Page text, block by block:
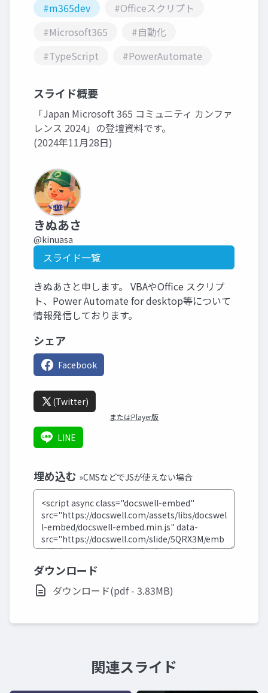
#m365dev
#Officeスクリプト
#Microsoft365
#自動化
#TypeScript
#PowerAutomate
スライド概要
「Japan Microsoft 365 コミュニティ カンファ
レンス 2024」の登壇資料です。
(2024年11月28日)
きぬあさ
@kinuasa
スライド一覧
きぬあさと申します。 VBAやOffice スクリプ
ト、Power Automate for desktop等について
情報発信しております。
シェア
Facebook
(Twitter)
またはPlayer版
LINE
埋め込む »CMSなどでJSが使えない場合
ダウンロード
ダウンロード(pdf - 3.83MB)
関連スライド